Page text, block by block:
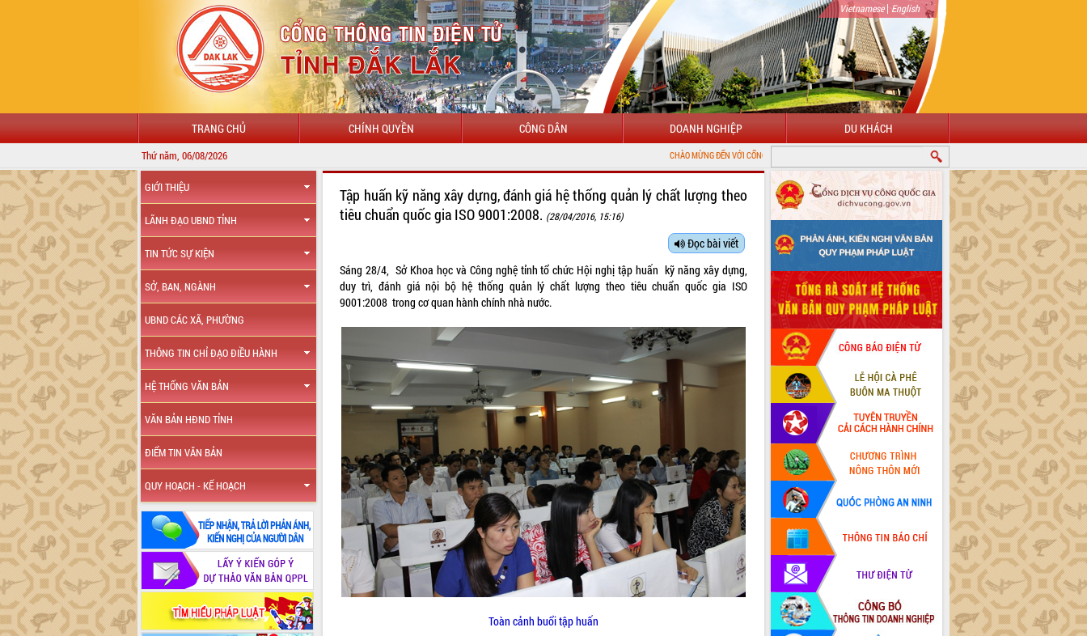
Vietnamese| English
TRANG CHỦ CHÍNH QUYỀN CÔNG DÂN DOANH NGHIỆP DU KHÁCH
Thứ năm, 06/08/2026 CHÀO MỪNG ĐẾN VỚI CỔNG THÔNG TIN ĐIỆN TỬ TỈNH ĐẮK LẮK
GIỚI THIỆU
LÃNH ĐẠO UBND TỈNH
TIN TỨC SỰ KIỆN
SỞ, BAN, NGÀNH
UBND CÁC XÃ, PHƯỜNG
THÔNG TIN CHỈ ĐẠO ĐIỀU HÀNH
HỆ THỐNG VĂN BẢN
VĂN BẢN HĐND TỈNH
ĐIỂM TIN VĂN BẢN
QUY HOẠCH - KẾ HOẠCH
Tập huấn kỹ năng xây dựng, đánh giá hệ thống quản lý chất lượng theo
tiêu chuẩn quốc gia ISO 9001:2008. (28/04/2016, 15:16)
Đọc bài viết
Sáng 28/4, Sở Khoa học và Công nghệ tỉnh tổ chức Hội nghị tập huấn kỹ năng xây dựng,
duy trì, đánh giá nội bộ hệ thống quản lý chất lượng theo tiêu chuẩn quốc gia ISO
9001:2008 trong cơ quan hành chính nhà nước.
Toàn cảnh buổi tập huấn